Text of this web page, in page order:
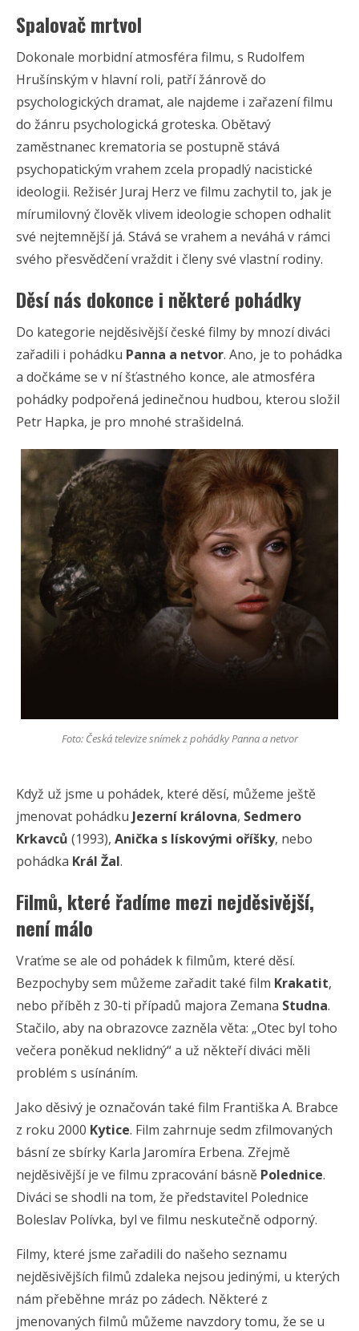
Spalovač mrtvol
Dokonale morbidní atmosféra filmu, s Rudolfem
Hrušínským v hlavní roli, patří žánrově do
psychologických dramat, ale najdeme i zařazení filmu
do žánru psychologická groteska. Obětavý
zaměstnanec krematoria se postupně stává
psychopatickým vrahem zcela propadlý nacistické
ideologii. Režisér Juraj Herz ve filmu zachytil to, jak je
mírumilovný člověk vlivem ideologie schopen odhalit
své nejtemnější já. Stává se vrahem a neváhá v rámci
svého přesvědčení vraždit i členy své vlastní rodiny.
Děsí nás dokonce i některé pohádky
Do kategorie nejděsivější české filmy by mnozí diváci
zařadili i pohádku Panna a netvor. Ano, je to pohádka
a dočkáme se v ní šťastného konce, ale atmosféra
pohádky podpořená jedinečnou hudbou, kterou složil
Petr Hapka, je pro mnohé strašidelná.
Foto: Česká televize snímek z pohádky Panna a netvor
Když už jsme u pohádek, které děsí, můžeme ještě
jmenovat pohádku Jezerní královna, Sedmero
Krkavců (1993), Anička s lískovými oříšky, nebo
pohádka Král Žal.
Filmů, které řadíme mezi nejděsivější,
není málo
Vraťme se ale od pohádek k filmům, které děsí.
Bezpochyby sem můžeme zařadit také film Krakatit,
nebo příběh z 30-ti případů majora Zemana Studna.
Stačilo, aby na obrazovce zazněla věta: „Otec byl toho
večera poněkud neklidný“ a už někteří diváci měli
problém s usínáním.
Jako děsivý je označován také film Františka A. Brabce
z roku 2000 Kytice. Film zahrnuje sedm zfilmovaných
básní ze sbírky Karla Jaromíra Erbena. Zřejmě
nejděsivější je ve filmu zpracování básně Polednice.
Diváci se shodli na tom, že představitel Polednice
Boleslav Polívka, byl ve filmu neskutečně odporný.
Filmy, které jsme zařadili do našeho seznamu
nejděsivějších filmů zdaleka nejsou jedinými, u kterých
nám přeběhne mráz po zádech. Některé z
jmenovaných filmů můžeme navzdory tomu, že se u